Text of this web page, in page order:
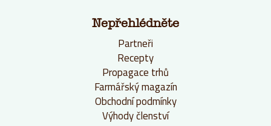
Nepřehlédněte
Partneři
Recepty
Propagace trhů
Farmářský magazín
Obchodní podmínky
Výhody členství